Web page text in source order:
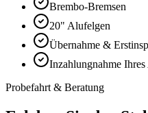
Brembo-Bremsen
20" Alufelgen
Übernahme &
Inzahlungnahme
Probefahrt & Beratung